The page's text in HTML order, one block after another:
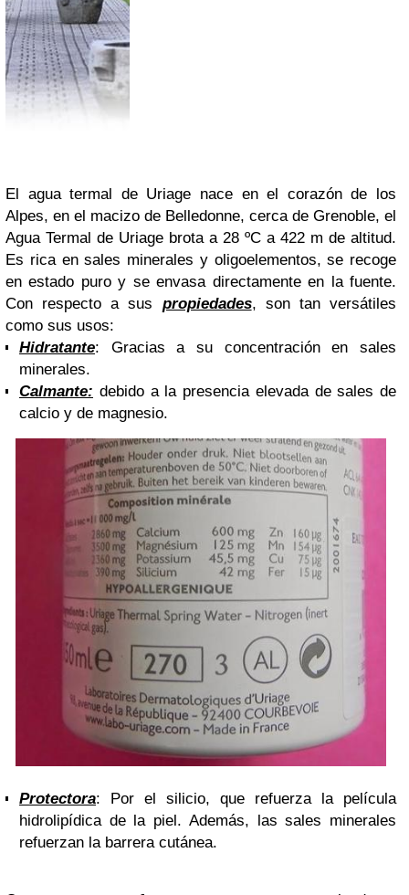
El agua termal de Uriage nace en el corazón de los
Alpes, en el macizo de Belledonne, cerca de Grenoble, el
Agua Termal de Uriage brota a 28 ºC a 422 m de altitud.
Es rica en sales minerales y oligoelementos, se recoge
en estado puro y se envasa directamente en la fuente.
Con respecto a sus propiedades, son tan versátiles
como sus usos:
Hidratante: Gracias a su concentración en sales
minerales.
Calmante: debido a la presencia elevada de sales de
calcio y de magnesio.
Protectora: Por el silicio, que refuerza la película
hidrolipídica de la piel. Además, las sales minerales
refuerzan la barrera cutánea.